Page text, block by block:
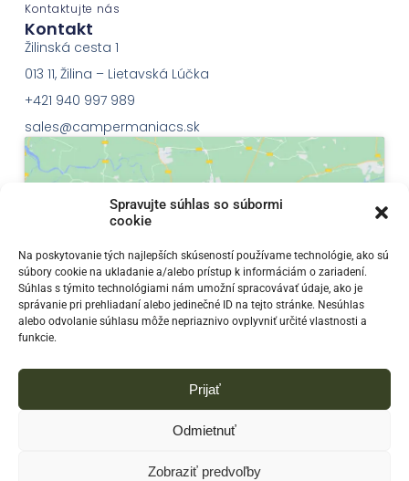
Spravujte súhlas so súbormi
cookie
Na poskytovanie tých najlepších skúseností používame technológie, ako sú
súbory cookie na ukladanie a/alebo prístup k informáciám o zariadení.
Súhlas s týmito technológiami nám umožní spracovávať údaje, ako je
správanie pri prehliadaní alebo jedinečné ID na tejto stránke. Nesúhlas
alebo odvolanie súhlasu môže nepriaznivo ovplyvniť určité vlastnosti a
funkcie.
Prijať
Odmietnuť
Zobraziť predvoľby
Kontaktujte nás
Kontakt
Žilinská cesta 1
013 11, Žilina – Lietavská Lúčka
+421 940 997 989
sales@campermaniacs.sk
Klepnutím přijměte marketingové soubory
cookie a povolte tento obsah